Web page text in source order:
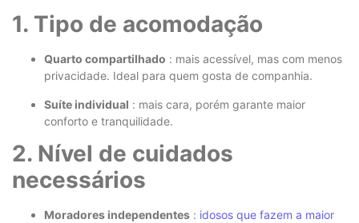
1. Tipo de acomodação
Quarto compartilhado : mais acessível, mas com menos
privacidade. Ideal para quem gosta de companhia.
Suíte individual : mais cara, porém garante maior
conforto e tranquilidade.
2. Nível de cuidados
necessários
Moradores independentes : idosos que fazem a maior